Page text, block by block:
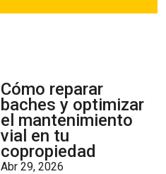
Cómo reparar
baches y optimizar
el mantenimiento
vial en tu
copropiedad
Abr 29, 2026